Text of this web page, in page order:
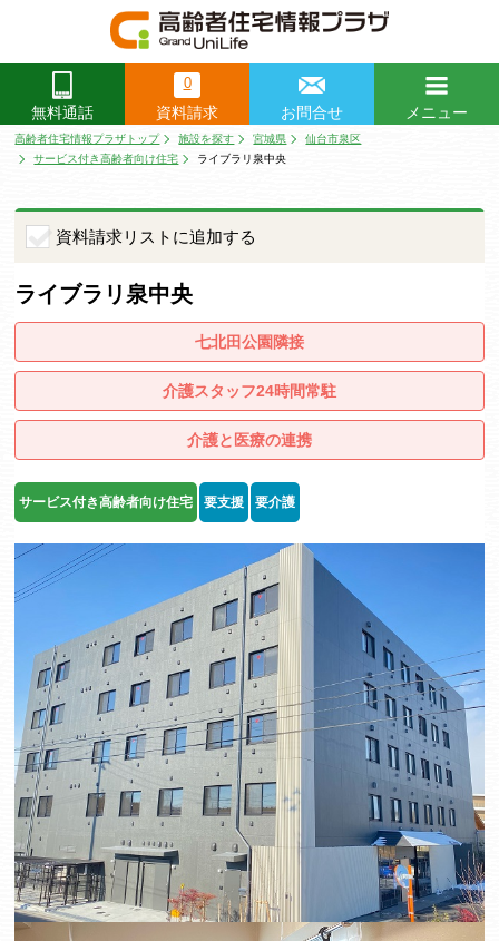
無料通話
0
資料請求 お問合せ
メニュー
高齢者住宅情報プラザトップ 施設を探す 宮城県
仙台市泉区
サービス付き高齢者向け住宅
ライブラリ泉中央
資料請求リストに追加する
ライブラリ泉中央
七北田公園隣接
介護スタッフ24時間常駐
介護と医療の連携
サービス付き高齢者向け住宅 要支援 要介護